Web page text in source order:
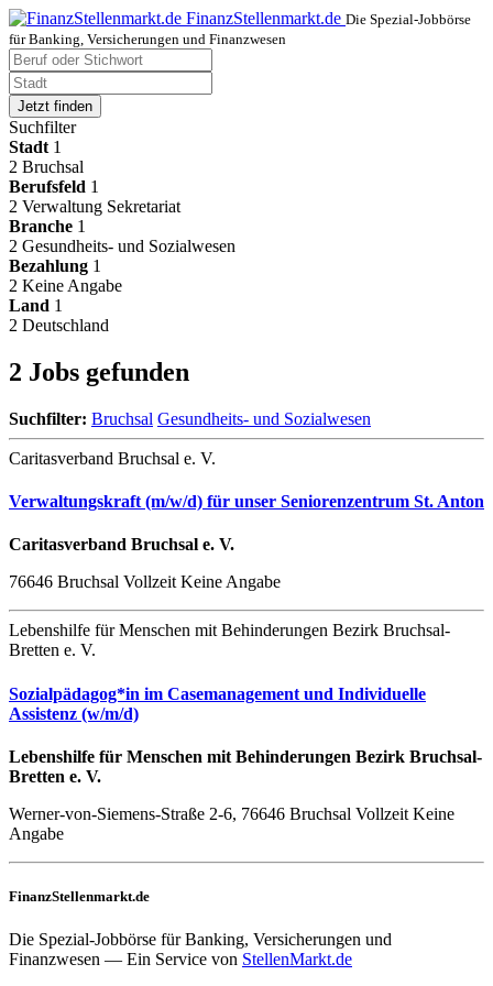
FinanzStellenmarkt.de Die Spezial-Jobbörse
für Banking, Versicherungen und Finanzwesen
Jetzt finden
Suchfilter
Stadt 1
2 Bruchsal
Berufsfeld 1
2 Verwaltung Sekretariat
Branche 1
2 Gesundheits- und Sozialwesen
Bezahlung 1
2 Keine Angabe
Land 1
2 Deutschland
2 Jobs gefunden
Suchfilter: Bruchsal Gesundheits- und Sozialwesen
Caritasverband Bruchsal e. V.
Verwaltungskraft (m/w/d) für unser Seniorenzentrum St. Anton
Caritasverband Bruchsal e. V.
76646 Bruchsal Vollzeit Keine Angabe
Lebenshilfe für Menschen mit Behinderungen Bezirk Bruchsal-
Bretten e. V.
Sozialpädagog*in im Casemanagement und Individuelle
Assistenz (w/m/d)
Lebenshilfe für Menschen mit Behinderungen Bezirk Bruchsal-
Bretten e. V.
Werner-von-Siemens-Straße 2-6, 76646 Bruchsal Vollzeit Keine
Angabe
FinanzStellenmarkt.de
Die Spezial-Jobbörse für Banking, Versicherungen und
Finanzwesen — Ein Service von StellenMarkt.de